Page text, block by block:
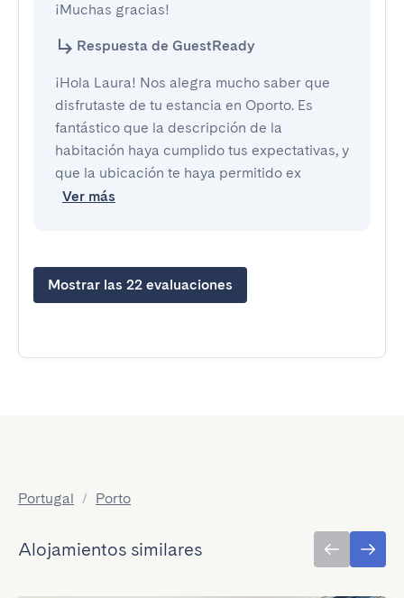
¡Muchas gracias!
Respuesta de GuestReady
¡Hola Laura! Nos alegra mucho saber que
disfrutaste de tu estancia en Oporto. Es
fantástico que la descripción de la
habitación haya cumplido tus expectativas, y
que la ubicación te haya permitido ex
Ver más
Mostrar las 22 evaluaciones
Portugal / Porto
Alojamientos similares